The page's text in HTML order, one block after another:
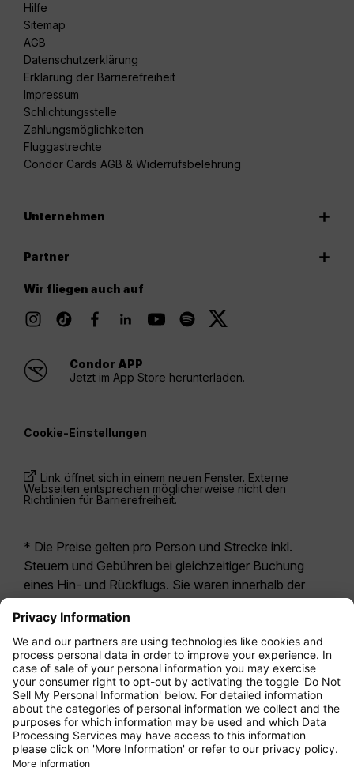
Hilfe
Sitemap
AGB
Datenschutzerklärung
Erklärung der Barrierefreiheit
Impressum
Schlichtungsstelle
Zahlungsmöglichkeiten
Fluggastrechte
Condor Cards AGB & Widerrufsbelehrung
Unternehmen
Partner
Wir fliegen auch auf
Condor APP
Jetzt im App Store herunterladen.
Cookie-Einstellungen
Link öffnet sich in einem neuen Fenster. Externe
Webseiten entsprechen möglicherweise nicht den
Richtlinien für Barrierefreiheit.
* Die Preise gelten pro Person und Strecke inkl.
Steuern und Gebühren bei gleichzeitiger Buchung
eines Hin- und Rückflugs. Sie waren innerhalb der
möglicherweise nicht mehr aktuell. Bei den für die
Economy Class angegebenen Tarifen handelt es
sich i.d.R. um Economy Zero, unsere restriktivste
Tarifoption. Es können hierfür zusätzliche Gebühren
fürAufgabegepäck oder für andere optionale
Leistungen anfallen. Es gelten dieAllgemeinen
Geschäftsbedingungen .